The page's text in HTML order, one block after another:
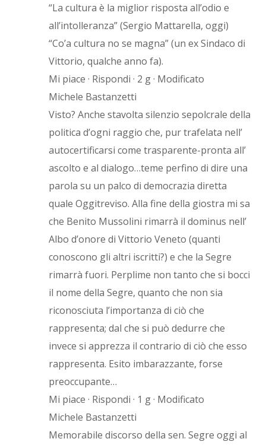
“La cultura è la miglior risposta all’odio e
all’intolleranza” (Sergio Mattarella, oggi)
“Co’a cultura no se magna” (un ex Sindaco di
Vittorio, qualche anno fa).
Mi piace · Rispondi · 2 g · Modificato
Michele Bastanzetti
Visto? Anche stavolta silenzio sepolcrale della
politica d’ogni raggio che, pur trafelata nell’
autocertificarsi come trasparente-pronta all’
ascolto e al dialogo…teme perfino di dire una
parola su un palco di democrazia diretta
quale Oggitreviso. Alla fine della giostra mi sa
che Benito Mussolini rimarrà il dominus nell’
Albo d’onore di Vittorio Veneto (quanti
conoscono gli altri iscritti?) e che la Segre
rimarrà fuori. Perplime non tanto che si bocci
il nome della Segre, quanto che non sia
riconosciuta l’importanza di ciò che
rappresenta; dal che si può dedurre che
invece si apprezza il contrario di ciò che esso
rappresenta. Esito imbarazzante, forse
preoccupante…
Mi piace · Rispondi · 1 g · Modificato
Michele Bastanzetti
Memorabile discorso della sen. Segre oggi al